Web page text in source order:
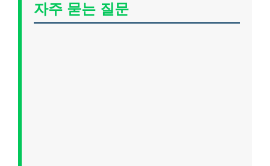
자주 묻는 질문